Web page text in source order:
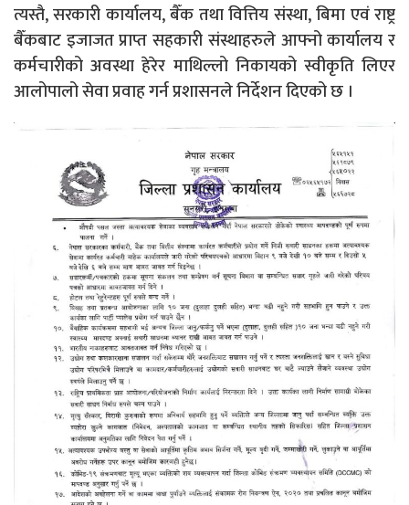
त्यस्तै, सरकारी कार्यालय, बैँक तथा वित्तिय संस्था, बिमा एवं राष्ट्र
बैँकबाट इजाजत प्राप्त सहकारी संस्थाहरुले आफ्नो कार्यालय र
कर्मचारीको अवस्था हेरेर माथिल्लो निकायको स्वीकृति लिएर
आलोपालो सेवा प्रवाह गर्न प्रशासनले निर्देशन दिएको छ ।